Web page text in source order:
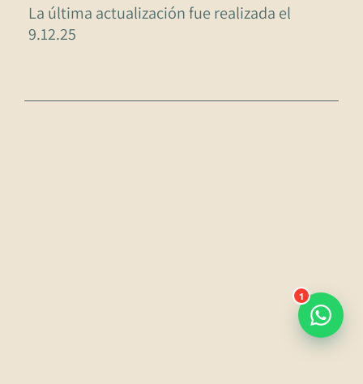
La última actualización fue realizada el
9.12.25
política de
1